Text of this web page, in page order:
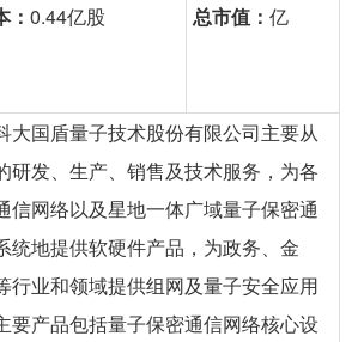
： 0.44亿股 总市值： 亿
国盾量子技术股份有限公司主要从
研发、生产、销售及技术服务，为各
信网络以及星地一体广域量子保密通
统地提供软硬件产品，为政务、金
行业和领域提供组网及量子安全应用
要产品包括量子保密通信网络核心设